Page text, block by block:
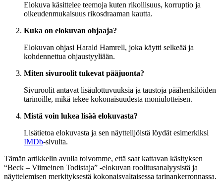
Elokuva käsittelee teemoja kuten rikollisuus, korruptio ja
oikeudenmukaisuus rikosdraaman kautta.
Kuka on elokuvan ohjaaja?
Elokuvan ohjasi Harald Hamrell, joka käytti selkeää ja
kohdennettua ohjaustyyliään.
Miten sivuroolit tukevat pääjuonta?
Sivuroolit antavat lisäulottuvuuksia ja taustoja päähenkilöiden
tarinoille, mikä tekee kokonaisuudesta moniulotteisen.
Mistä voin lukea lisää elokuvasta?
Lisätietoa elokuvasta ja sen näyttelijöistä löydät esimerkiksi
IMDb-sivulta.
Tämän artikkelin avulla toivomme, että saat kattavan käsityksen
“Beck – Viimeinen Todistaja” -elokuvan roolitusanalyysistä ja
näyttelemisen merkityksestä kokonaisvaltaisessa tarinankerronnassa.